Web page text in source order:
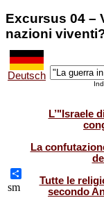
Excursus 04 –
nazioni
Deutsch
Share
sm
L’"Israele
La
Tutte le
secondo